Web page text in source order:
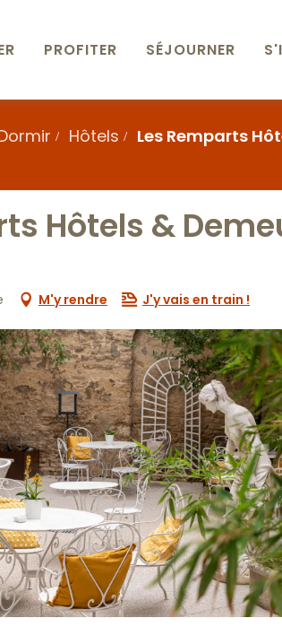
PROFITER SÉJOURNER
Hôtels Les Remparts
Hôtels &
M'y rendre J'y vais en train !